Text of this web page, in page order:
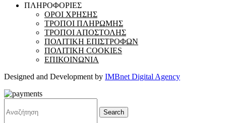
ΠΛΗΡΟΦΟΡΙΕΣ
ΟΡΟΙ ΧΡΗΣΗΣ
ΤΡΟΠΟΙ ΠΛΗΡΩΜΗΣ
ΤΡΟΠΟΙ ΑΠΟΣΤΟΛΗΣ
ΠΟΛΙΤΙΚΗ ΕΠΙΣΤΡΟΦΩΝ
ΠΟΛΙΤΙΚΗ COOKIES
ΕΠΙΚΟΙΝΩΝΙΑ
Designed and Development by IMBnet Digital Agency
Search